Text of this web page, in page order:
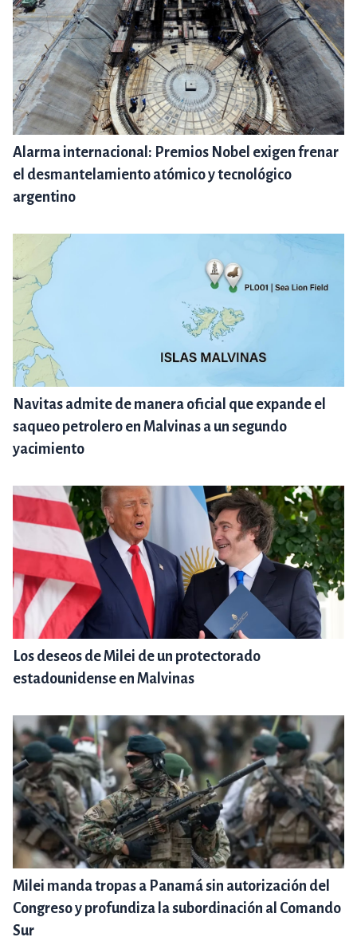
Alarma internacional: Premios Nobel exigen frenar
el desmantelamiento atómico y tecnológico
argentino
Navitas admite de manera oficial que expande el
saqueo petrolero en Malvinas a un segundo
yacimiento
Los deseos de Milei de un protectorado
estadounidense en Malvinas
Milei manda tropas a Panamá sin autorización del
Congreso y profundiza la subordinación al Comando
Sur